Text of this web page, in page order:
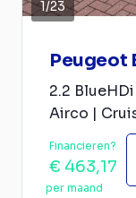
1/23
Peugeot
2.2
Airco |
Financieren?
€ 463,17
per maand